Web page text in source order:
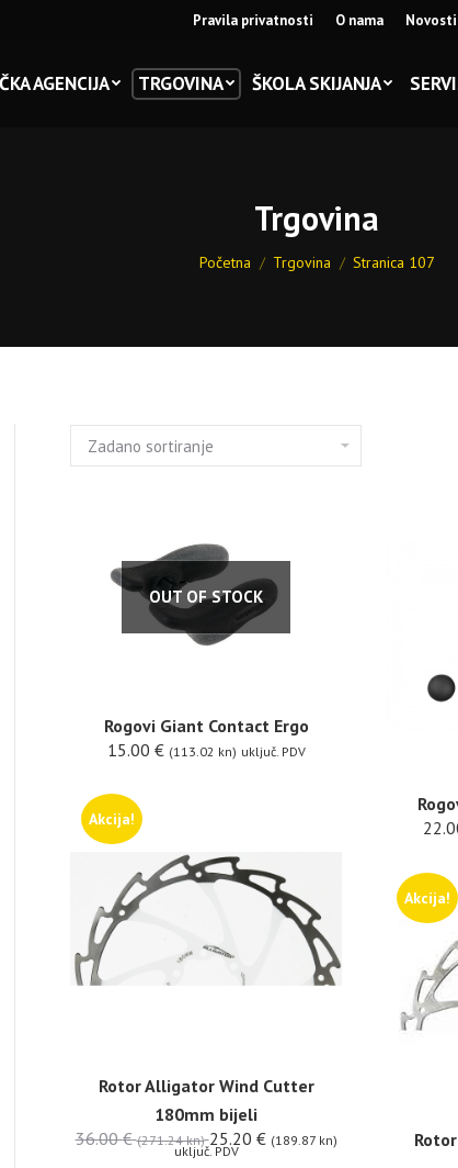
Pravila privatnosti O nama Novosti
AGENCIJA TRGOVINA ŠKOLA SKIJANJA
Trgovina
You are here:
Početna Trgovina Stranica 107
OUT OF STOCK
Rogovi Giant Contact Ergo
15.00 € (113.02 kn) uključ. PDV
Akcija!
Rotor Alligator Wind Cutter
180mm bijeli
36.00€ (271.24 kn) 25.20 € (189.87 kn)
uključ. PDV
Akcija!